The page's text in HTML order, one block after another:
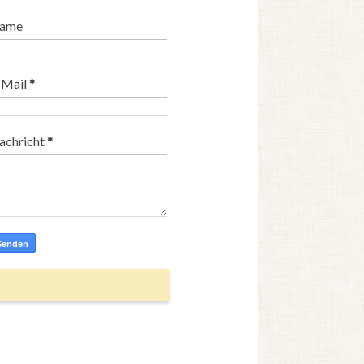
Mail*
*